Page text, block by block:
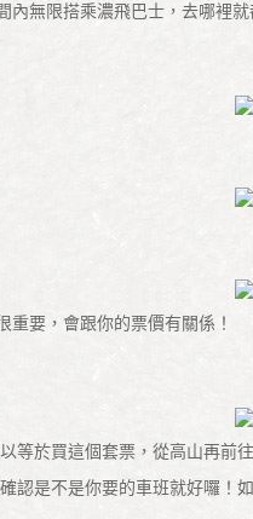
無限搭乘濃飛巴士，去哪裡
要，會跟你的票價有關係！
等於買這個套票，從高山再前
認是不是你要的車班就好囉！